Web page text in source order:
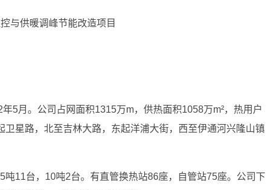
与供暖调峰节能改造项目
5月。公司占网面积1315万m，供热面积1058万m²，热用户
星路，北至吉林大路，东起洋浦大街，西至伊通河兴隆山镇
11台，10吨2台。有直管换热站86座，自管站75座。公司下